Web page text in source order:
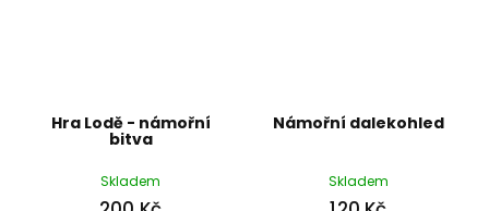
Hra Lodě - námořní
bitva
Skladem
Námořní dalekohled
Skladem